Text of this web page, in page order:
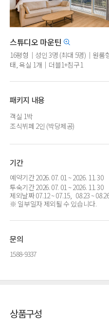
스튜디오 마운틴
16평형｜성인 3명 (최대 5명)｜원룸
태, 욕실 1개｜더블1+침구1
패키지 내용
객실 1박
조식뷔페 2인 (박당제공)
기간
예약기간 2026. 07. 01 ~ 2026. 11. 30
투숙기간 2026. 07. 01 ~ 2026. 11. 30
제외날짜 07.12 ~ 07.15, 08.23 ~
※ 일부일자 제외될 수 있습니다.
문의
1588-9337
상품구성